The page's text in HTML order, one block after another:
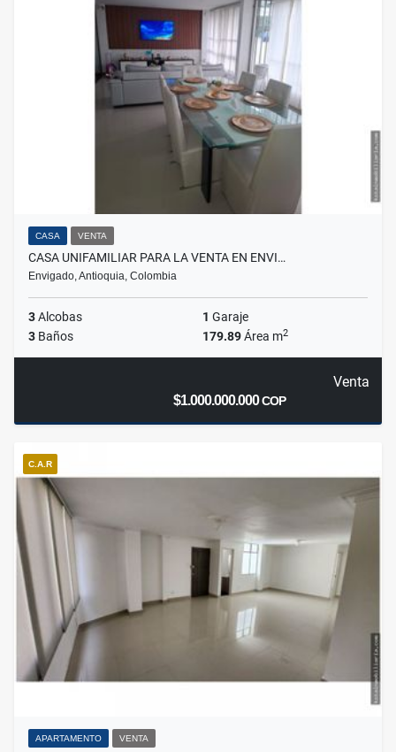
CASA VENTA
CASA UNIFAMILIAR PARA LA VENTA EN ENVI…
Envigado, Antioquia, Colombia
3Alcobas 1 Garaje
3 Baños 179.89Área m2
Venta
$1.000.000.000COP
C.A.R
APARTAMENTO VENTA